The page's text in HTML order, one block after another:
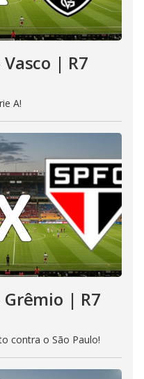
| R7
A!
Grêmio | R7
contra o São Paulo!